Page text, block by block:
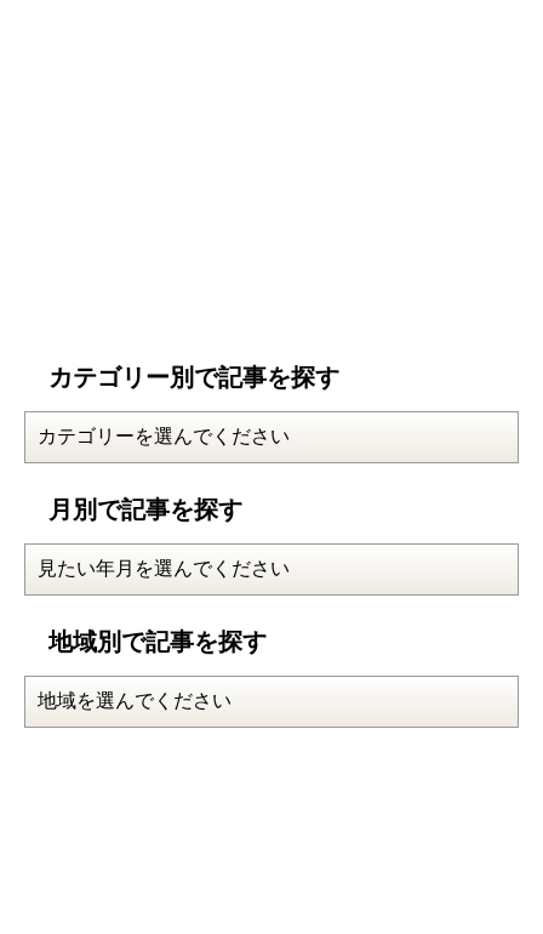
カテゴリー別で記事を探す
月別で記事を探す
地域別で記事を探す